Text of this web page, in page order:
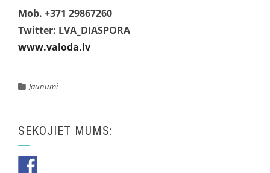
Mob. +371 29867260
Twitter: LVA_DIASPORA
www.valoda.lv
Jaunumi
SEKOJIET MUMS: